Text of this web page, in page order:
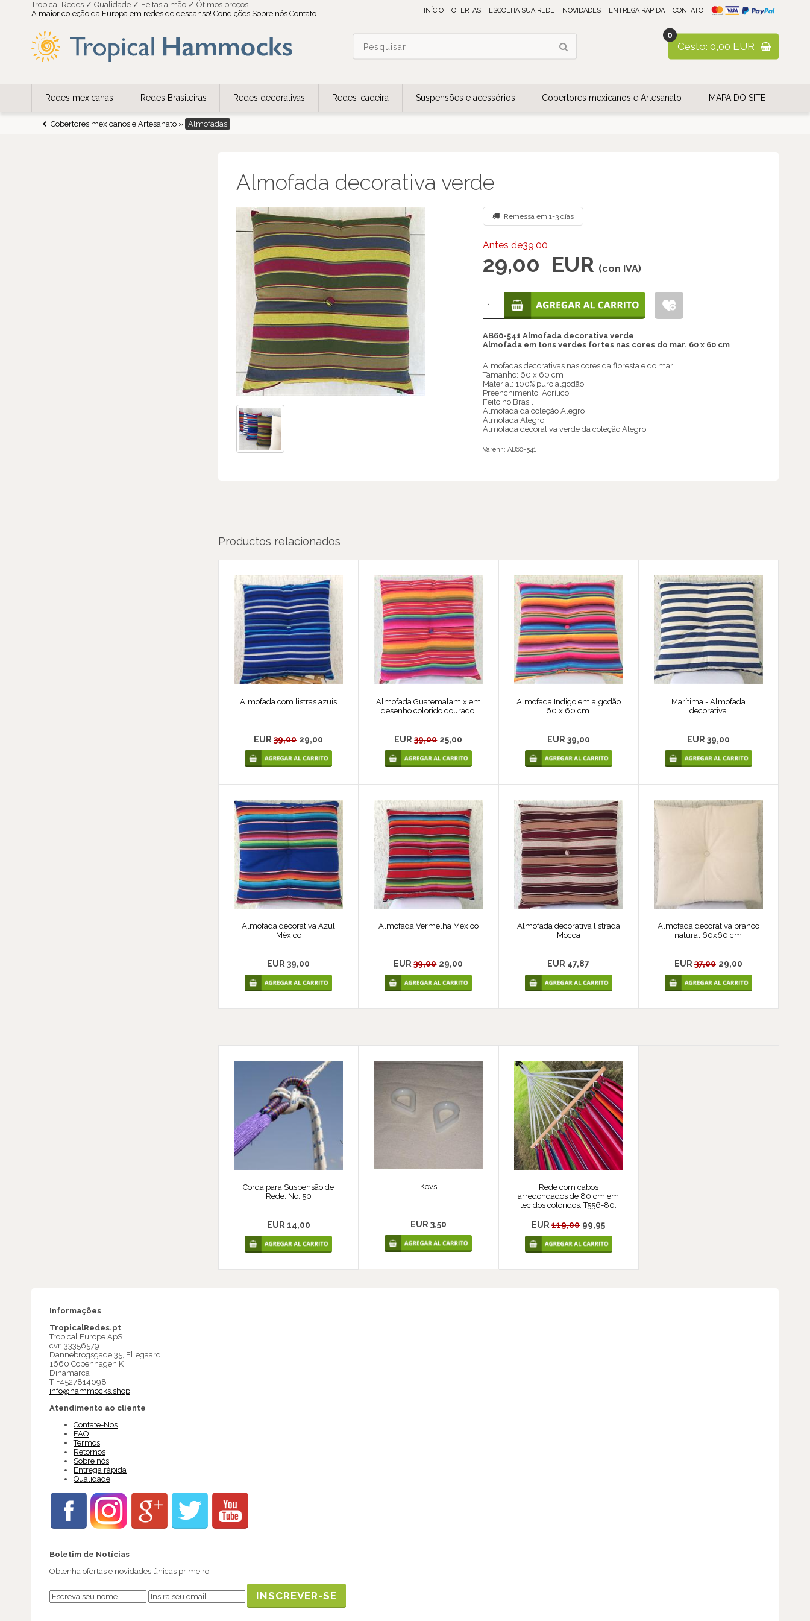
Tropical Redes ✓ Qualidade ✓ Feitas a mão ✓ Ótimos preços
A maior coleção da Europa em redes de descanso! Condições Sobre nós Contato
0
Cesto: 0,00 EUR
INÍCIO OFERTAS ESCOLHA SUA REDE NOVIDADES ENTREGA RÁPIDA CONTATO
Redes mexicanas Redes Brasileiras Redes decorativas Redes-cadeira Suspensões e acessórios Cobertores mexicanos e Artesanato MAPA DO SITE
Cobertores mexicanos e Artesanato » Almofadas
Almofada decorativa verde
Remessa em 1-3 días
Antes de39,00
29,00 EUR (con IVA)
AB60-541 Almofada decorativa verde
Almofada ​​em tons verdes fortes nas cores do mar. 60 x 60 cm
Almofadas decorativas nas cores da floresta e do mar.
Tamanho: 60 x 60 cm
Material: 100% puro algodão
Preenchimento: Acrílico
Feito no Brasil
Almofada da coleção Alegro
Almofada Alegro
Almofada decorativa verde da coleção Alegro
Varenr.: AB60-541
Productos relacionados
Almofada com listras azuis
EUR39,00 29,00
Almofada Guatemalamix em
desenho colorido dourado.
EUR39,00 25,00
Almofada Indigo em algodão
60 x 60 cm.
EUR 39,00
Marítima - Almofada
decorativa
EUR 39,00
Almofada decorativa Azul
México
EUR 39,00
Almofada Vermelha México
EUR39,00 29,00
Almofada decorativa listrada
Mocca
EUR 47,87
Almofada decorativa branco
natural 60x60 cm
EUR37,00 29,00
Corda para Suspensão de
Rede. No. 50
EUR 14,00
Kovs
EUR 3,50
Rede com cabos
arredondados de 80 cm em
tecidos coloridos. T556-80.
EUR119,00 99,95
Informações
TropicalRedes.pt
Tropical Europe ApS
cvr. 33356579
Dannebrogsgade 35, Ellegaard
1660 Copenhagen K
Dinamarca
T. +4527814098
info@hammocks.shop
Atendimento ao cliente
Contate-Nos
FAQ
Termos
Retornos
Sobre nós
Entrega rápida
Qualidade
Boletim de Notícias
Obtenha ofertas e novidades únicas primeiro